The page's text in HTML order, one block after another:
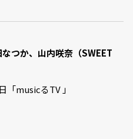
つか、山内咲奈（SWEET
「musicるTV 」